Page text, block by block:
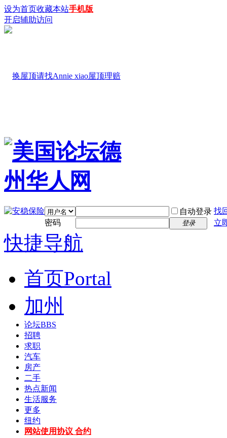
设为首页收藏本站手机版
开启辅助访问
自动登录 找
密码
登录 立
快捷导航
首页Portal
加州
论坛BBS
招聘
求职
汽车
房产
二手
热点新闻
生活服务
更多
纽约
网站使用协议 合约